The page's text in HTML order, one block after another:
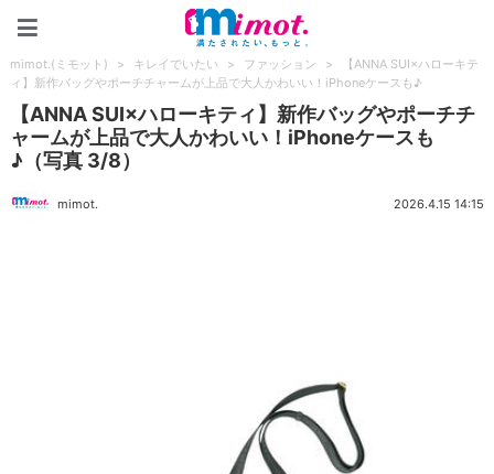
mimot.(ミモット) > キレイでいたい > ファッション >
【ANNA SUI×ハローキテ
ィ】新作バッグやポーチチャームが上品で大人かわいい！iPhoneケースも♪
【ANNA SUI×ハローキティ】新作バッグやポーチチ
ャームが上品で大人かわいい！iPhoneケースも
♪（写真 3/8）
mimot. 2026.4.15 14:15